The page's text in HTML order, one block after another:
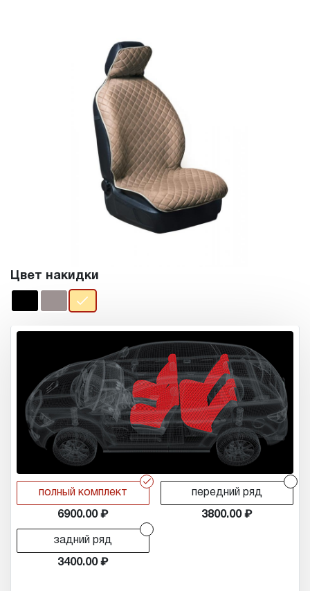
Цвет накидки
r
полный комплект
6900.00
передний ряд
3800.00
задний ряд
3400.00